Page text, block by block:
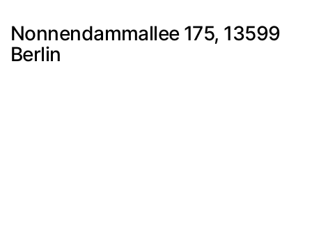
Nonnendammallee 175, 13599
Berlin